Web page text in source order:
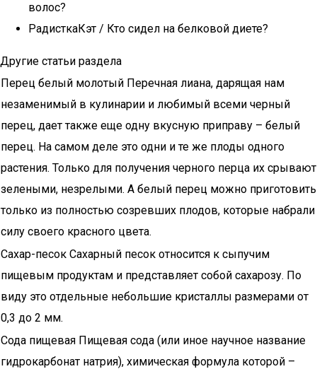
волос?
РадисткаКэт / Кто сидел на белковой диете?
Другие статьи раздела
Перец белый молотый Перечная лиана, дарящая нам
незаменимый в кулинарии и любимый всеми черный
перец, дает также еще одну вкусную приправу – белый
перец. На самом деле это одни и те же плоды одного
растения. Только для получения черного перца их срывают
зелеными, незрелыми. А белый перец можно приготовить
только из полностью созревших плодов, которые набрали
силу своего красного цвета.
Сахар-песок Сахарный песок относится к сыпучим
пищевым продуктам и представляет собой сахарозу. По
виду это отдельные небольшие кристаллы размерами от
0,3 до 2 мм.
Сода пищевая Пищевая сода (или иное научное название
гидрокарбонат натрия), химическая формула которой –